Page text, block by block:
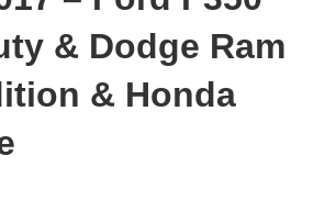
& Dodge Ram
& Honda